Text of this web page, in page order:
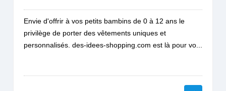
Envie d'offrir à vos petits bambins de 0 à 12 ans le
privilège de porter des vêtements uniques et
personnalisés. des-idees-shopping.com est là pour vo...